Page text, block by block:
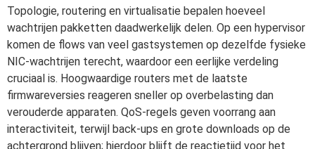
Topologie, routering en virtualisatie bepalen hoeveel
wachtrijen pakketten daadwerkelijk delen. Op een hypervisor
komen de flows van veel gastsystemen op dezelfde fysieke
NIC-wachtrijen terecht, waardoor een eerlijke verdeling
cruciaal is. Hoogwaardige routers met de laatste
firmwareversies reageren sneller op overbelasting dan
verouderde apparaten. QoS-regels geven voorrang aan
interactiviteit, terwijl back-ups en grote downloads op de
achtergrond blijven; hierdoor blijft de reactietijd voor het